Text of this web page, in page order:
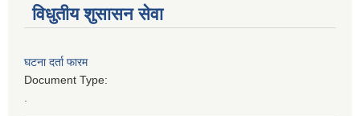
विधुतीय शुसासन सेवा
घटना दर्ता फारम
Document Type: